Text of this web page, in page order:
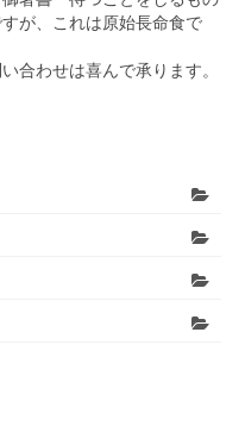
が、これは原始長命食で
合わせは喜んで承ります。